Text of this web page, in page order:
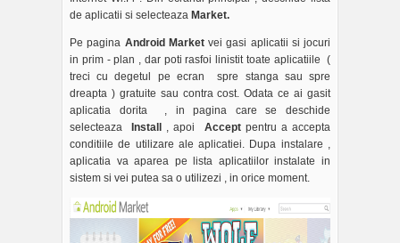
de aplicatii si selecteaza Market.
Pe pagina Android Marketvei gasi aplicatii si jocuri
in prim - plan , dar poti rasfoi linistit toate aplicatiile (
treci cu degetul pe ecran spre stanga sau spre
dreapta ) gratuite sau contra cost. Odata ce ai gasit
aplicatia dorita , in pagina care se deschide
selecteazaInstall , apoi Acceptpentru a accepta
conditiile de utilizare ale aplicatiei. Dupa instalare ,
aplicatia va aparea pe lista aplicatiilor instalate in
sistem si vei putea sa o utilizezi , in orice moment.